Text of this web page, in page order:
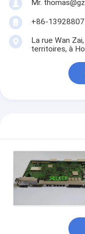
Mr.
+86-
La rue Wan
territoires, à